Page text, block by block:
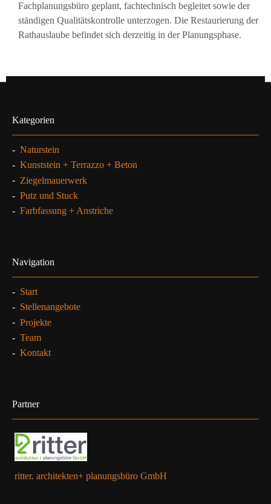
Fachplanungsbüro geplant, fachtechnisch begleitet sowie der
ständigen Qualitätskontrolle unterzogen. Die Restaurierung der
Rathauslaube befindet sich derzeitig in der Planungsphase.
Kategorien
- Naturstein
- Kunststein + Terrazzo + Beton
- Ziegelmauerwerk
- Putz und Stuck
- Farbfassung + Anstriche
Navigation
- Start
- Stellenangebote
- Projekte
- Team
- Kontakt
Partner
ritter. architekten+ planungsbüro GmbH